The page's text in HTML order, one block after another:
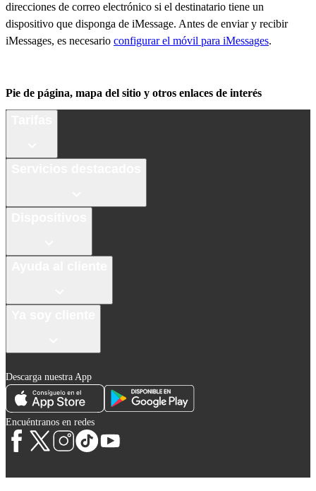
direcciones de correo electrónico si el destinatario tiene un
dispositivo que disponga de iMessage. Antes de enviar y recibir
iMessages, es necesario configurar el móvil para iMessages.
Pie de página, mapa del sitio y otros enlaces de interés
Descarga nuestra App
Encuéntranos en redes